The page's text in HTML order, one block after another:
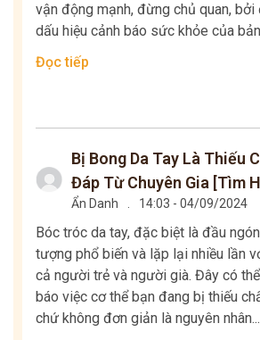
vận động mạnh, đừng chủ quan,
dấu hiệu cảnh báo sức khỏe của
Đọc tiếp
Bị Bong Da Tay Là Thiếu
Đáp Từ Chuyên Gia [Tìm
Ẩn Danh 14:03 - 04/09/2024
Bóc tróc da tay, đặc biệt là đầu
tượng phổ biến và lặp lại nhiều lần
cả người trẻ và người già. Đây có
báo việc cơ thể bạn đang bị thiếu
chứ không đơn giản là nguyên nhân...